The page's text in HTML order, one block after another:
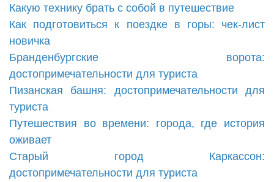
Какую технику брать с собой в путешествие
Как подготовиться к поездке в горы: чек-лист
новичка
Бранденбургские ворота:
достопримечательности для туриста
Пизанская башня: достопримечательности для
туриста
Путешествия во времени: города, где история
оживает
Старый город Каркассон:
достопримечательности для туриста